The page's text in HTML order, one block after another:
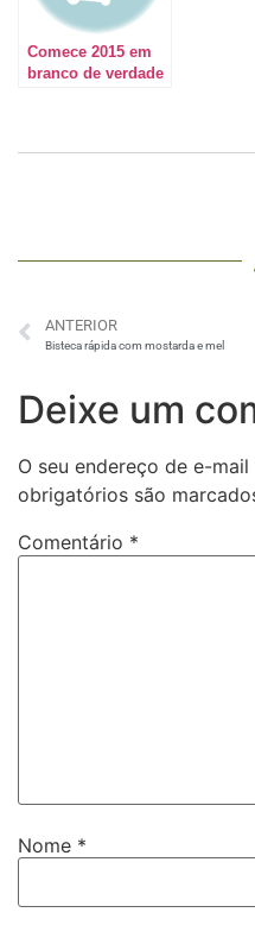
Comece 2015 em
branco de verdade
ANTERIOR
Bisteca rápida com mostarda e mel
Deixe um
O seu endereço de e-
obrigatórios são
Comentário *
Nome *